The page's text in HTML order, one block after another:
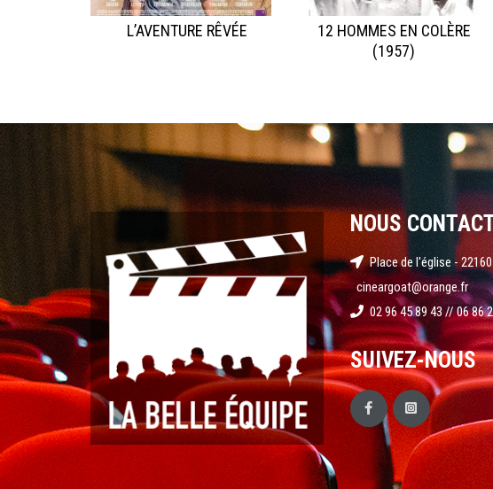
L’AVENTURE RÊVÉE
12 HOMMES EN COLÈRE
(1957)
NOUS
Place de l'église -
cineargoat@orange.fr
02 96 45 89 43 // 06 86
SUIVEZ-NOUS